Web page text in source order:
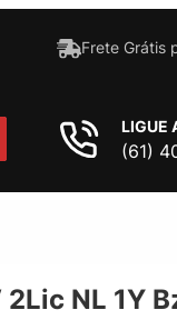
Frete Grátis
LIGUE
(61)
NL 1Y